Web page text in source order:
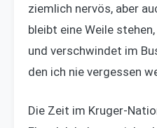
ziemlich nervös, aber
bleibt eine Weile
und verschwindet im
den ich nie vergessen
Die Zeit im Kruger-